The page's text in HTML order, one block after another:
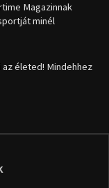
Magazinnak
minél
életed! Mindehhez